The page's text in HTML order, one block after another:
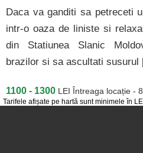
Tarifele afișate pe hartă sunt minimele în
Daca va ganditi sa petreceti
intr-o oaza de liniste si
din Statiunea Slanic
brazilor si sa ascultati susurul
1100 - 1300 LEI Întreaga locație -